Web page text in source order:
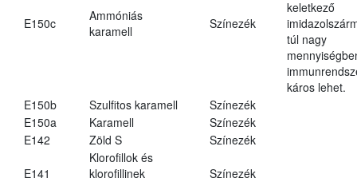
E150c
Ammóniás
karamell
Színezék
keletkező
túl nagy
káros lehet.
E150b
Szulfitos karamell
Színezék
E150a
Karamell
Színezék
E142
Zöld S Színezék
E141
Klorofillok és
klorofillinek
Színezék